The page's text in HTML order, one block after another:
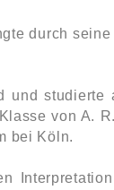
durch
von A.
bei Köln.